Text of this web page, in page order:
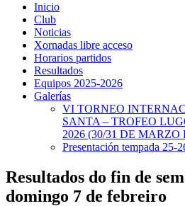
Inicio
Club
Noticias
Xornadas libre acceso
Horarios partidos
Resultados
Equipos 2025-2026
Galerías
VI TORNEO
SANTA – TROFEO
2026 (30/31 DE MARZO
Presentación tempada 25-
Resultados do fin de
domingo 7 de febreiro